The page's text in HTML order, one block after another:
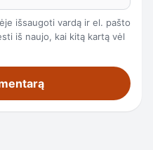
išsaugoti vardą ir el. pašto
iš naujo, kai kitą kartą vėl